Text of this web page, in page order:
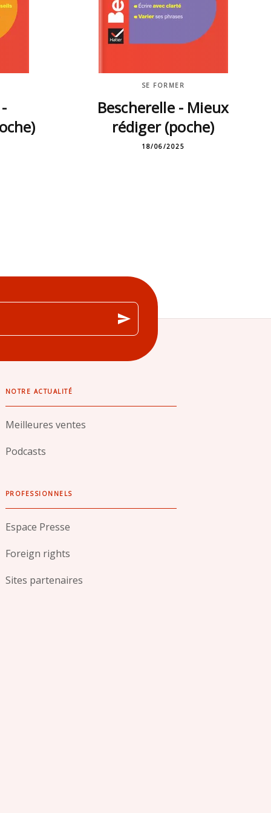
SE FORMER
Bescherelle - Mieux
rédiger (poche)
18/06/2025
send
NOTRE ACTUALITÉ
Meilleures ventes
Podcasts
PROFESSIONNELS
Espace Presse
Foreign rights
Sites partenaires